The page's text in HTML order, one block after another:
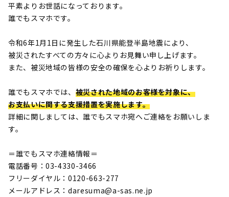
平素よりお世話になっております。
誰でもスマホです。
令和6年1月1日に発生した石川県能登半島地震により、
被災されたすべての方々に心よりお見舞い申し上げます。
また、被災地域の皆様の安全の確保を心よりお祈りします。
誰でもスマホでは、 被災された地域のお客様を対象に、
お支払いに関する支援措置を実施します。
詳細に関しましては、誰でもスマホ宛へご連絡をお願いしま
す。
＝誰でもスマホ連絡情報＝
電話番号：03-4330-3466
フリーダイヤル：0120-663-277
メールアドレス：daresuma@a-sas.ne.jp